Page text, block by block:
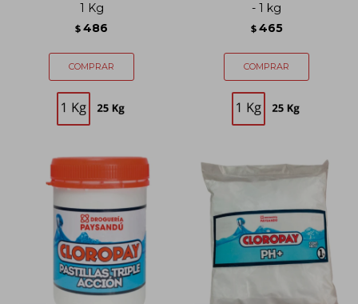
1 Kg
$ 486
- 1 kg
$ 465